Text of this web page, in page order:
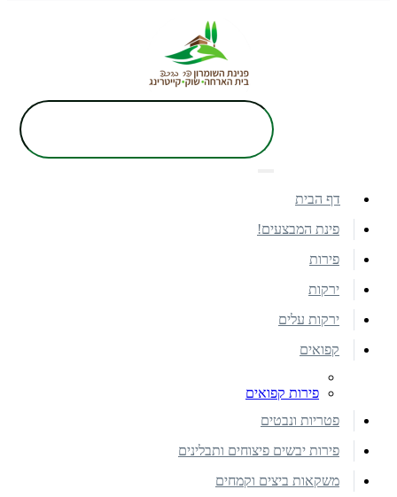
דף הבית
פינת המבצעים!
פירות
ירקות
ירקות עלים
קפואים
פירות קפואים
פטריות ונבטים
פירות יבשים פיצוחים ותבלינים
משקאות ביצים וקמחים